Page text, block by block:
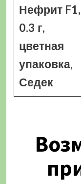
Нефрит F1,
0.3 г,
цветная
упаковка,
Седек